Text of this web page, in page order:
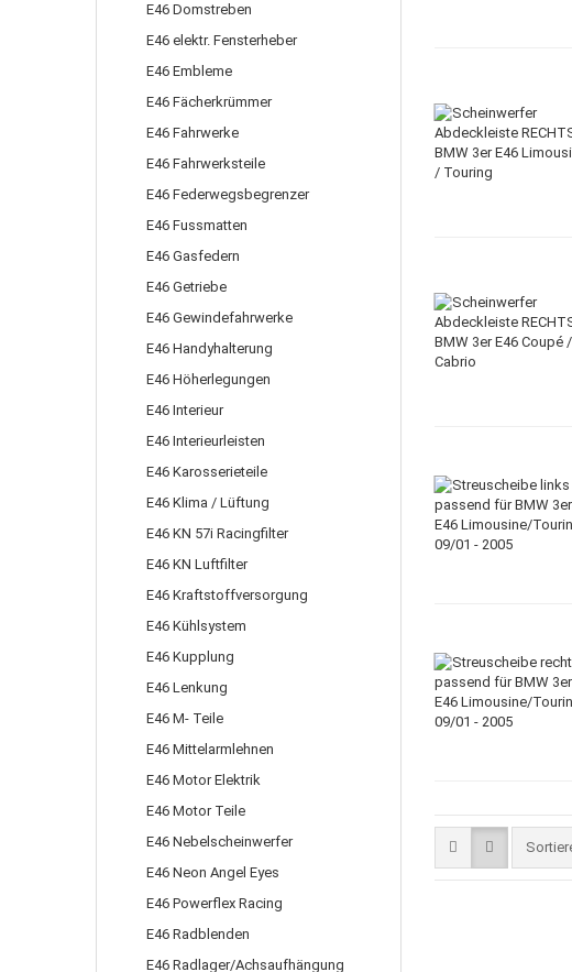
E46 Domstreben
E46 elektr. Fensterheber
E46 Embleme
E46 Fächerkrümmer
E46 Fahrwerke
E46 Fahrwerksteile
E46 Federwegsbegrenzer
E46 Fussmatten
E46 Gasfedern
E46 Getriebe
E46 Gewindefahrwerke
E46 Handyhalterung
E46 Höherlegungen
E46 Interieur
E46 Interieurleisten
E46 Karosserieteile
E46 Klima / Lüftung
E46 KN 57i Racingfilter
E46 KN Luftfilter
E46 Kraftstoffversorgung
E46 Kühlsystem
E46 Kupplung
E46 Lenkung
E46 M- Teile
E46 Mittelarmlehnen
E46 Motor Elektrik
E46 Motor Teile
E46 Nebelscheinwerfer
E46 Neon Angel Eyes
E46 Powerflex Racing
E46 Radblenden
E46 Radlager/Achsaufhängung